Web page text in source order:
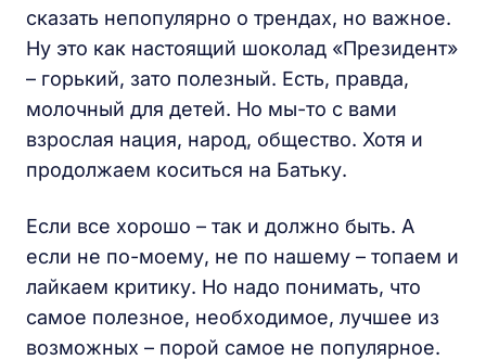
сказать непопулярно о трендах, но важное.
Ну это как настоящий шоколад «Президент»
– горький, зато полезный. Есть, правда,
молочный для детей. Но мы-то с вами
взрослая нация, народ, общество. Хотя и
продолжаем коситься на Батьку.
Если все хорошо – так и должно быть. А
если не по-моему, не по нашему – топаем и
лайкаем критику. Но надо понимать, что
самое полезное, необходимое, лучшее из
возможных – порой самое не популярное.